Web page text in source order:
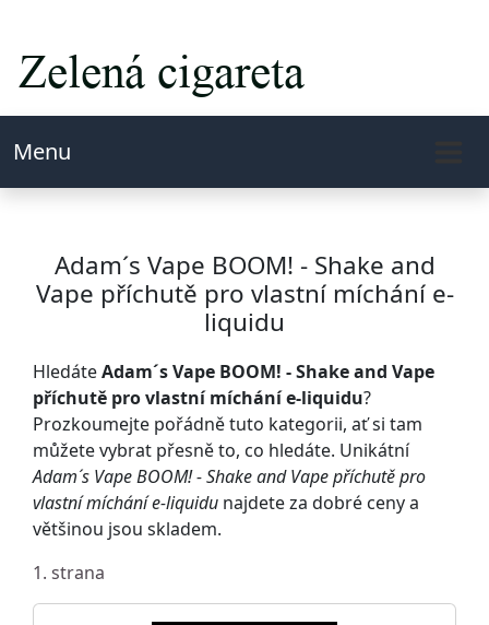
Menu
Adam´s Vape BOOM! - Shake and
Vape příchutě pro vlastní míchání e-
liquidu
HledáteAdam´s Vape BOOM! - Shake and Vape
příchutě pro vlastní míchání e-liquidu?
Prozkoumejte pořádně tuto kategorii, ať si tam
můžete vybrat přesně to, co hledáte. Unikátní
Adam´s Vape BOOM! - Shake and Vape příchutě pro
vlastní míchání e-liquidu najdete za dobré ceny a
většinou jsou skladem.
1. strana